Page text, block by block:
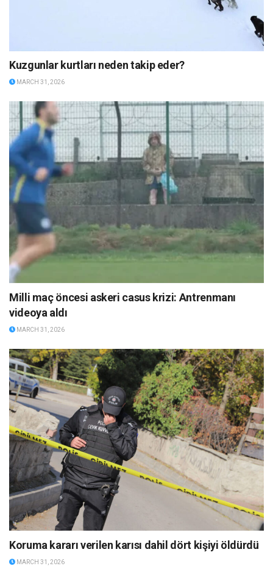
Kuzgunlar kurtları neden takip eder?
MARCH 31, 2026
Milli maç öncesi askeri casus krizi: Antrenmanı
videoya aldı
MARCH 31, 2026
Koruma kararı verilen karısı dahil dört kişiyi öldürdü
MARCH 31, 2026